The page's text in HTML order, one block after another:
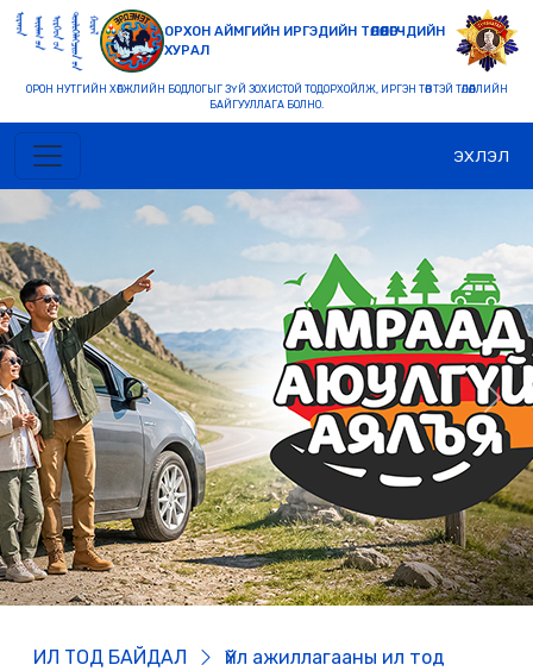
ОРХОН АЙМГИЙН ИРГЭДИЙН ТӨЛӨӨЛӨГЧДИЙН
ХУРАЛ
ОРОН НУТГИЙН ХӨГЖЛИЙН БОДЛОГЫГ ЗҮЙ ЗОХИСТОЙ ТОДОРХОЙЛЖ, ИРГЭН ТӨВТЭЙ ТӨЛӨӨЛЛИЙН
БАЙГУУЛЛАГА БОЛНО.
ЭХЛЭЛ
Previous Next
ИЛ ТОД БАЙДАЛ
Үйл ажиллагааны ил тод